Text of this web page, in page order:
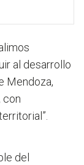
al desarrollo
Mendoza,
con
del